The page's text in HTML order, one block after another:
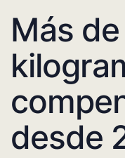
Más
desde